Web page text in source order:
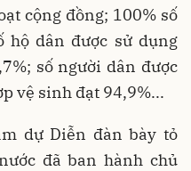
cộng đồng; 100% số
hộ dân được sử dụng
số người dân được
vệ sinh đạt 94,9%...
dự Diễn đàn bày tỏ
đã ban hành chủ